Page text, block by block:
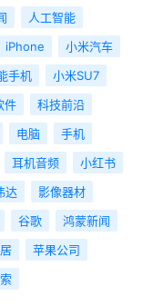
人工智能
iPhone
小米汽车
手机
小米SU7
件
科技前沿
电脑
手机
耳机音频
小红书
达
影像器材
谷歌
鸿蒙新闻
苹果公司